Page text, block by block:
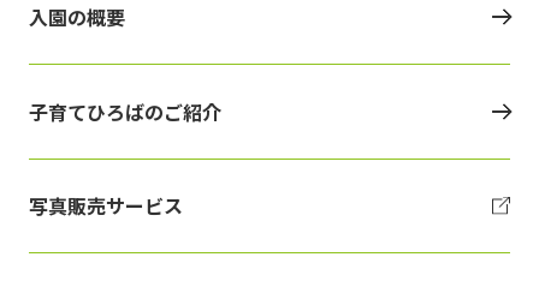
入園の概要
子育てひろばのご紹介
写真販売サービス